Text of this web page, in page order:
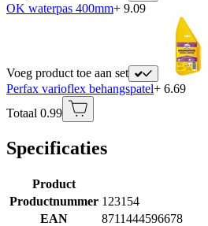
OK waterpas 400mm+ 9.09
Voeg product toe aan set
Perfax varioflex behangspatel+ 6.69
Totaal 0.99
Specificaties
Product
Productnummer 123154
EAN
8711444596678